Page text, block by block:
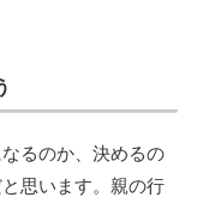
るのか、決めるの
思います。親の行